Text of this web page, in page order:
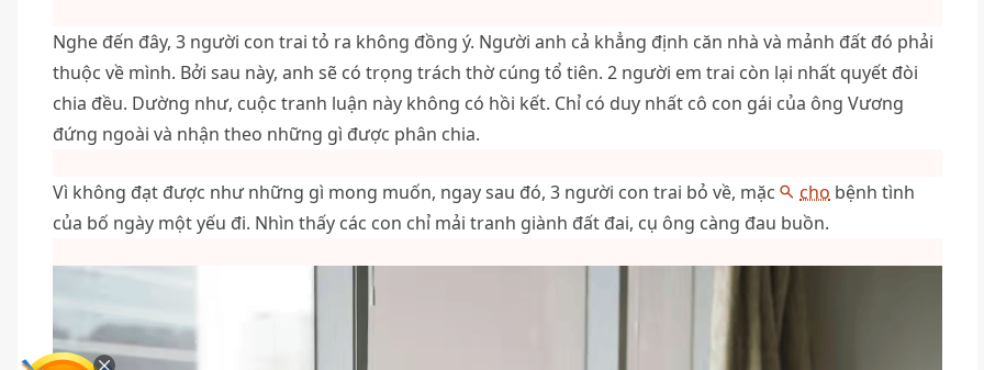
Nghe đến đây, 3 người con trai tỏ ra không đồng ý. Người anh cả khẳng định căn nhà và mảnh đất đó phải
thuộc về mình. Bởi sau này, anh sẽ có trọng trách thờ cúng tổ tiên. 2 người em trai còn lại nhất quyết đòi
chia đều. Dường như, cuộc tranh luận này không có hồi kết. Chỉ có duy nhất cô con gái của ông Vương
đứng ngoài và nhận theo những gì được phân chia.
Vì không đạt được như những gì mong muốn, ngay sau đó, 3 người con trai bỏ về, mặc cho bệnh tình
của bố ngày một yếu đi. Nhìn thấy các con chỉ mải tranh giành đất đai, cụ ông càng đau buồn.